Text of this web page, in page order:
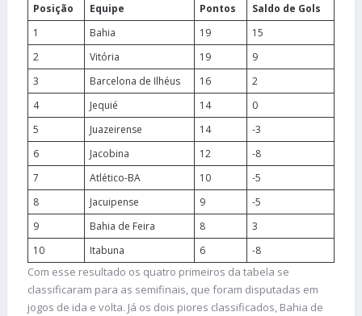
Posição Equipe Pontos
Saldo de Gols
1
Bahia 19
15
2
Vitória 19
9
3
Barcelona de Ilhéus 16
2
4
Jequié 14
0
5
Juazeirense 14
-3
6
Jacobina 12
-8
7
Atlético-BA 10
-5
8
Jacuipense 9
-5
9
Bahia de Feira 8
3
10
Itabuna 6 -8
Com esse resultado os quatro primeiros da tabela se
classificaram para as semifinais, que foram disputadas em
jogos de ida e volta. Já os dois piores classificados, Bahia de